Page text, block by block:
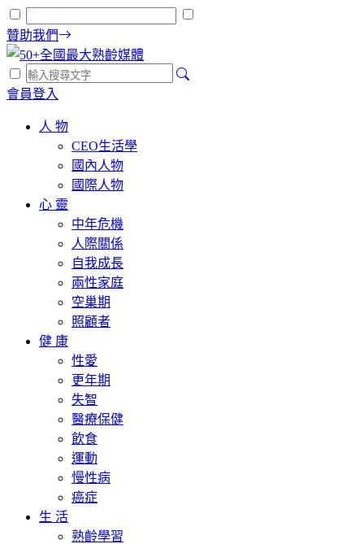
贊助我們
會員登入
人 物
CEO生活學
國內人物
國際人物
心 靈
中年危機
人際關係
自我成長
兩性家庭
空巢期
照顧者
健 康
性愛
更年期
失智
醫療保健
飲食
運動
慢性病
癌症
生 活
熟齡學習